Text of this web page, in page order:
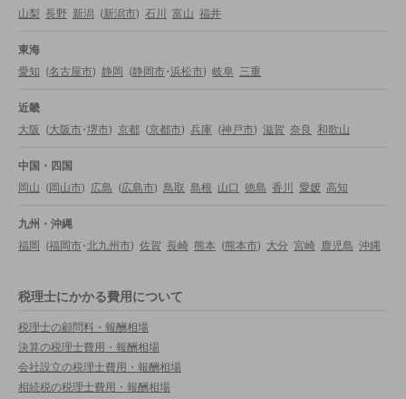
山梨 長野 新潟 (新潟市) 石川 富山 福井
東海
愛知 (名古屋市) 静岡 (静岡市・浜松市) 岐阜 三重
近畿
大阪 (大阪市・堺市) 京都 (京都市) 兵庫 (神戸市) 滋賀 奈良 和歌山
中国・四国
岡山 (岡山市) 広島 (広島市) 鳥取 島根 山口 徳島 香川 愛媛 高知
九州・沖縄
福岡 (福岡市・北九州市) 佐賀 長崎 熊本 (熊本市) 大分 宮崎 鹿児島 沖縄
税理士にかかる費用について
税理士の顧問料・報酬相場
決算の税理士費用・報酬相場
会社設立の税理士費用・報酬相場
相続税の税理士費用・報酬相場